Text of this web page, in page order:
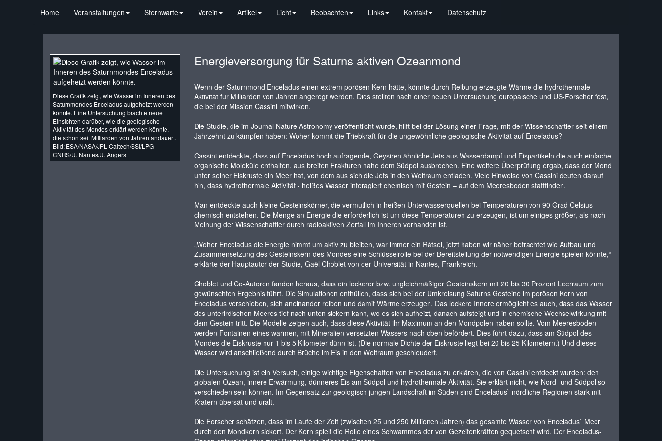
Home Veranstaltungen Sternwarte Verein Artikel Licht Beobachten Links Kontakt Datenschutz
Diese Grafik zeigt, wie Wasser im Inneren des
Saturnmondes Enceladus aufgeheizt werden
könnte. Eine Untersuchung brachte neue
Einsichten darüber, wie die geologische
Aktivität des Mondes erklärt werden könnte,
die schon seit Milliarden von Jahren andauert.
Bild: ESA/NASA/JPL-Caltech/SSI/LPG-
CNRS/U. Nantes/U. Angers
Energieversorgung für Saturns aktiven Ozeanmond
Wenn der Saturnmond Enceladus einen extrem porösen Kern hätte, könnte durch Reibung erzeugte Wärme die hydrothermale
Aktivität für Milliarden von Jahren angeregt werden. Dies stellten nach einer neuen Untersuchung europäische und US-Forscher fest,
die bei der Mission Cassini mitwirken.
Die Studie, die im Journal Nature Astronomy veröffentlicht wurde, hilft bei der Lösung einer Frage, mit der Wissenschaftler seit einem
Jahrzehnt zu kämpfen haben: Woher kommt die Triebkraft für die ungewöhnliche geologische Aktivität auf Enceladus?
Cassini entdeckte, dass auf Enceladus hoch aufragende, Geysiren ähnliche Jets aus Wasserdampf und Eispartikeln die auch einfache
organische Moleküle enthalten, aus breiten Frakturen nahe dem Südpol ausbrechen. Eine weitere Überprüfung ergab, dass der Mond
unter seiner Eiskruste ein Meer hat, von dem aus sich die Jets in den Weltraum entladen. Viele Hinweise von Cassini deuten darauf
hin, dass hydrothermale Aktivität - heißes Wasser interagiert chemisch mit Gestein – auf dem Meeresboden stattfinden.
Man entdeckte auch kleine Gesteinskörner, die vermutlich in heißen Unterwasserquellen bei Temperaturen von 90 Grad Celsius
chemisch entstehen. Die Menge an Energie die erforderlich ist um diese Temperaturen zu erzeugen, ist um einiges größer, als nach
Meinung der Wissenschaftler durch radioaktiven Zerfall im Inneren vorhanden ist.
„Woher Enceladus die Energie nimmt um aktiv zu bleiben, war immer ein Rätsel, jetzt haben wir näher betrachtet wie Aufbau und
Zusammensetzung des Gesteinskern des Mondes eine Schlüsselrolle bei der Bereitstellung der notwendigen Energie spielen könnte,“
erklärte der Hauptautor der Studie, Gaël Choblet von der Universität in Nantes, Frankreich.
Choblet und Co-Autoren fanden heraus, dass ein lockerer bzw. ungleichmäßiger Gesteinskern mit 20 bis 30 Prozent Leerraum zum
gewünschten Ergebnis führt. Die Simulationen enthüllen, dass sich bei der Umkreisung Saturns Gesteine im porösen Kern von
Enceladus verschieben, sich aneinander reiben und damit Wärme erzeugen. Das lockere Innere ermöglicht es auch, dass das Wasser
des unterirdischen Meeres tief nach unten sickern kann, wo es sich aufheizt, danach aufsteigt und in chemische Wechselwirkung mit
dem Gestein tritt. Die Modelle zeigen auch, dass diese Aktivität ihr Maximum an den Mondpolen haben sollte. Vom Meeresboden
werden Fontainen eines warmen, mit Mineralien versetzten Wassers nach oben befördert. Dies führt dazu, dass am Südpol des
Mondes die Eiskruste nur 1 bis 5 Kilometer dünn ist. (Die normale Dichte der Eiskruste liegt bei 20 bis 25 Kilometern.) Und dieses
Wasser wird anschließend durch Brüche im Eis in den Weltraum geschleudert.
Die Untersuchung ist ein Versuch, einige wichtige Eigenschaften von Enceladus zu erklären, die von Cassini entdeckt wurden: den
globalen Ozean, innere Erwärmung, dünneres Eis am Südpol und hydrothermale Aktivität. Sie erklärt nicht, wie Nord- und Südpol so
verschieden sein können. Im Gegensatz zur geologisch jungen Landschaft im Süden sind Enceladus` nördliche Regionen stark mit
Kratern übersät und uralt.
Die Forscher schätzen, dass im Laufe der Zeit (zwischen 25 und 250 Millionen Jahren) das gesamte Wasser von Enceladus` Meer
durch den Mondkern sickert. Der Kern spielt die Rolle eines Schwammes der von Gezeitenkräften gequetscht wird. Der Enceladus-